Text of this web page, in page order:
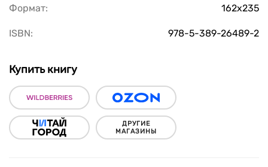
Формат: 162х235
ISBN: 978-5-389-26489-2
Купить книгу
ДРУГИЕ
МАГАЗИНЫ